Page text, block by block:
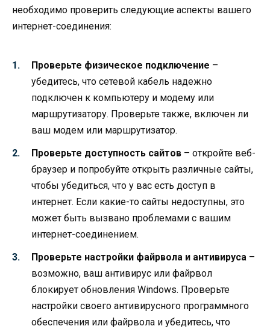
необходимо проверить следующие аспекты вашего
интернет-соединения:
Проверьте физическое подключение –
убедитесь, что сетевой кабель надежно
подключен к компьютеру и модему или
маршрутизатору. Проверьте также, включен ли
ваш модем или маршрутизатор.
Проверьте доступность сайтов – откройте веб-
браузер и попробуйте открыть различные сайты,
чтобы убедиться, что у вас есть доступ в
интернет. Если какие-то сайты недоступны, это
может быть вызвано проблемами с вашим
интернет-соединением.
Проверьте настройки файрвола и антивируса –
возможно, ваш антивирус или файрвол
блокирует обновления Windows. Проверьте
настройки своего антивирусного программного
обеспечения или файрвола и убедитесь, что